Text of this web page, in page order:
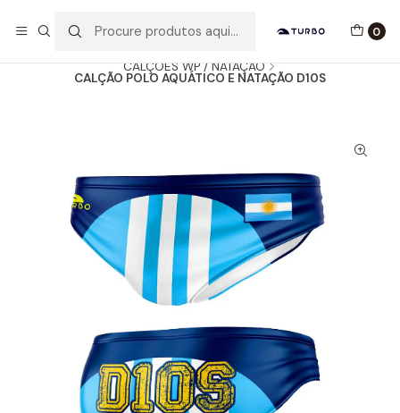
0
CALÇÕES WP / NATAÇÃO
CALÇÃO POLO AQUÁTICO E NATAÇÃO D10S